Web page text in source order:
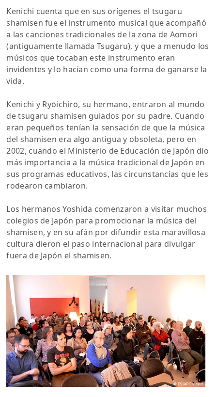
Kenichi cuenta que en sus orígenes el tsugaru
shamisen fue el instrumento musical que acompañó
a las canciones tradicionales de la zona de Aomori
(antiguamente llamada Tsugaru), y que a menudo los
músicos que tocaban este instrumento eran
invidentes y lo hacían como una forma de ganarse la
vida.
Kenichi y Ryōichirō, su hermano, entraron al mundo
de tsugaru shamisen guiados por su padre. Cuando
eran pequeños tenían la sensación de que la música
del shamisen era algo antigua y obsoleta, pero en
2002, cuando el Ministerio de Educación de Japón dio
más importancia a la música tradicional de Japón en
sus programas educativos, las circunstancias que les
rodearon cambiaron.
Los hermanos Yoshida comenzaron a visitar muchos
colegios de Japón para promocionar la música del
shamisen, y en su afán por difundir esta maravillosa
cultura dieron el paso internacional para divulgar
fuera de Japón el shamisen.